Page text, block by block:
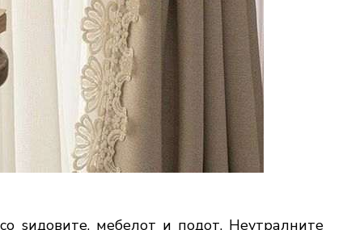
ѕидовите, мебелот и подот. Неутралните